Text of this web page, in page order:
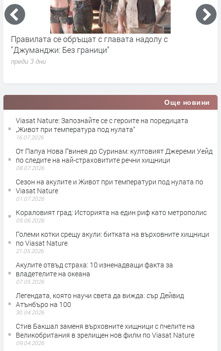
„Седмицата на акулите“ се завръща от 3 август по
Discovery
преди 1 седмица
Още новини
Viasat Nature: Запознайте се с героите на поредицата
„Живот при температура под нулата“
16.07.2026
От Папуа Нова Гвинея до Суринам: култовият Джереми Уейд
по следите на най-страховитите речни хищници
08.07.2026
Сезон на акулите и Живот при температури под нулата по
Viasat Nature
01.07.2026
Кораловият град: Историята на един риф като метрополис
05.06.2026
Големи котки срещу акули: битката на върховните хищници
по Viasat Nature
21.05.2026
Акулите отвъд страха: 10 изненадващи факта за
владетелите на океана
07.05.2026
Легендата, която научи света да вижда: сър Дейвид
Атънбъро на 100
30.04.2026
Стив Бакшал заменя върховните хищници с пчелите на
Великобритания в зрелищен нов филм по Viasat Nature
09.04.2026